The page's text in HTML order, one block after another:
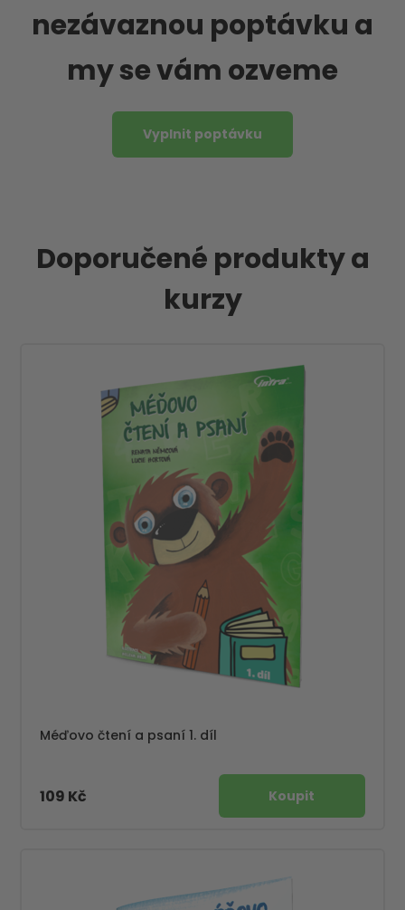
nezávaznou poptávku a
my se vám ozveme
Vyplnit poptávku
Doporučené produkty a
kurzy
Méďovo čtení a psaní 1. díl
109 Kč